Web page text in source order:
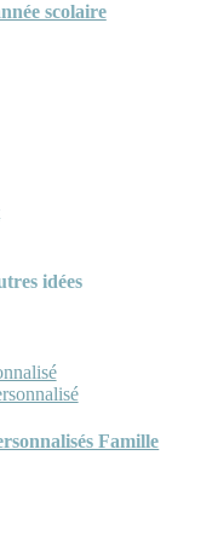
scolaire
idées
Famille